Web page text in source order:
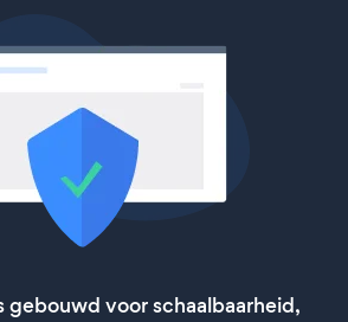
gebouwd voor schaalbaarheid,